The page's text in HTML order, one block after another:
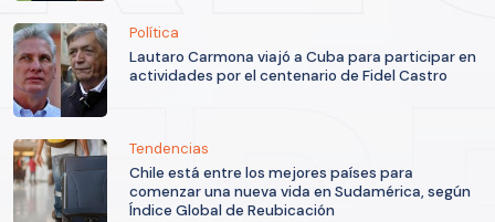
Política
Lautaro Carmona viajó a Cuba para participar en
actividades por el centenario de Fidel Castro
Tendencias
Chile está entre los mejores países para
comenzar una nueva vida en Sudamérica, según
Índice Global de Reubicación